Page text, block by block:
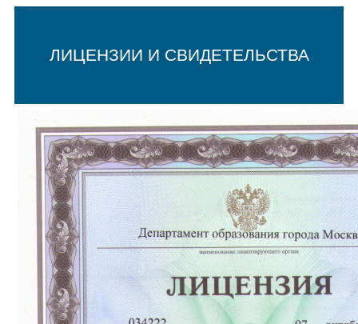
ЛИЦЕНЗИИ И СВИДЕТЕЛЬСТВА